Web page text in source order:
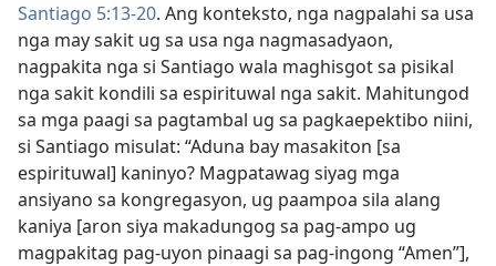
Santiago 5:13-20. Ang konteksto, nga nagpalahi sa usa
nga may sakit ug sa usa nga nagmasadyaon,
nagpakita nga si Santiago wala maghisgot sa pisikal
nga sakit kondili sa espirituwal nga sakit. Mahitungod
sa mga paagi sa pagtambal ug sa pagkaepektibo niini,
si Santiago misulat: “Aduna bay masakiton [sa
espirituwal] kaninyo? Magpatawag siyag mga
ansiyano sa kongregasyon, ug paampoa sila alang
kaniya [aron siya makadungog sa pag-ampo ug
magpakitag pag-uyon pinaagi sa pag-ingong “Amen”],